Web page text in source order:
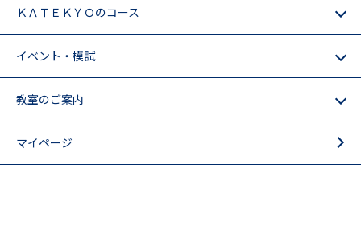
ＫＡＴＥＫＹＯのコース
イベント・模試
教室のご案内
マイページ